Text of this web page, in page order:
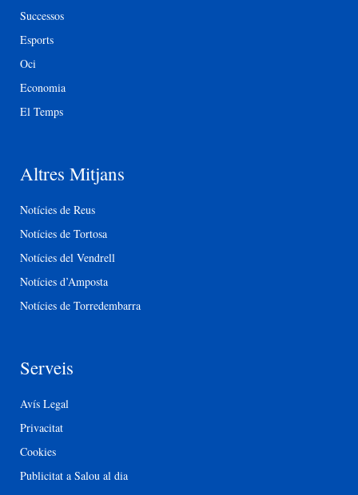
Successos
Esports
Oci
Economia
El Temps
Altres Mitjans
Notícies de Reus
Notícies de Tortosa
Notícies del Vendrell
Notícies d’Amposta
Notícies de Torredembarra
Serveis
Avís Legal
Privacitat
Cookies
Publicitat a Salou al dia